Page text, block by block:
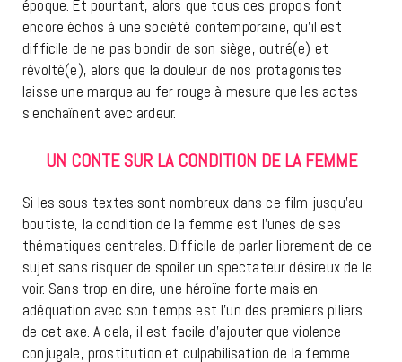
époque. Et pourtant, alors que tous ces propos font
encore échos à une société contemporaine, qu’il est
difficile de ne pas bondir de son siège, outré(e) et
révolté(e), alors que la douleur de nos protagonistes
laisse une marque au fer rouge à mesure que les actes
s’enchaînent avec ardeur.
UN CONTE SUR LA CONDITION DE LA FEMME
Si les sous-textes sont nombreux dans ce film jusqu’au-
boutiste, la condition de la femme est l’unes de ses
thématiques centrales. Difficile de parler librement de ce
sujet sans risquer de spoiler un spectateur désireux de le
voir. Sans trop en dire, une héroïne forte mais en
adéquation avec son temps est l’un des premiers piliers
de cet axe. A cela, il est facile d’ajouter que violence
conjugale, prostitution et culpabilisation de la femme